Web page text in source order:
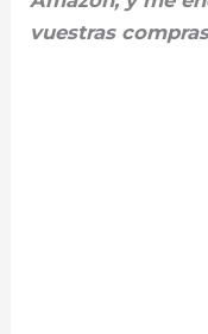
vuestras